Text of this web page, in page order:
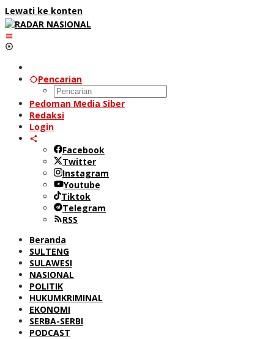
Lewati ke konten
Pencarian
Pedoman Media Siber
Redaksi
Login
Facebook
Twitter
Instagram
Youtube
Tiktok
Telegram
RSS
Beranda
SULTENG
SULAWESI
NASIONAL
POLITIK
HUKUMKRIMINAL
EKONOMI
SERBA-SERBI
PODCAST